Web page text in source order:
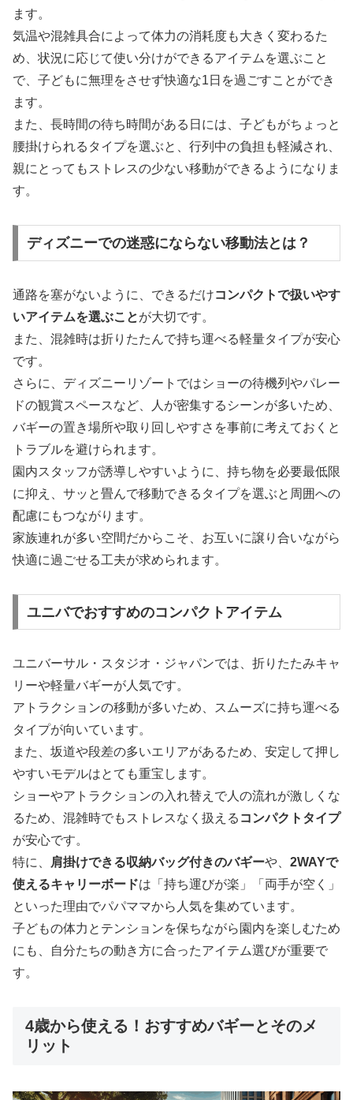
ます。
気温や混雑具合によって体力の消耗度も大きく変わるた
め、状況に応じて使い分けができるアイテムを選ぶこと
で、子どもに無理をさせず快適な1日を過ごすことができ
ます。
また、長時間の待ち時間がある日には、子どもがちょっと
腰掛けられるタイプを選ぶと、行列中の負担も軽減され、
親にとってもストレスの少ない移動ができるようになりま
す。
ディズニーでの迷惑にならない移動法とは？
通路を塞がないように、できるだけコンパクトで扱いやす
いアイテムを選ぶことが大切です。
また、混雑時は折りたたんで持ち運べる軽量タイプが安心
です。
さらに、ディズニーリゾートではショーの待機列やパレー
ドの観賞スペースなど、人が密集するシーンが多いため、
バギーの置き場所や取り回しやすさを事前に考えておくと
トラブルを避けられます。
園内スタッフが誘導しやすいように、持ち物を必要最低限
に抑え、サッと畳んで移動できるタイプを選ぶと周囲への
配慮にもつながります。
家族連れが多い空間だからこそ、お互いに譲り合いながら
快適に過ごせる工夫が求められます。
ユニバでおすすめのコンパクトアイテム
ユニバーサル・スタジオ・ジャパンでは、折りたたみキャ
リーや軽量バギーが人気です。
アトラクションの移動が多いため、スムーズに持ち運べる
タイプが向いています。
また、坂道や段差の多いエリアがあるため、安定して押し
やすいモデルはとても重宝します。
ショーやアトラクションの入れ替えで人の流れが激しくな
るため、混雑時でもストレスなく扱える コンパクトタイプ
が安心です。
特に、 肩掛けできる収納バッグ付きのバギーや、 2WAYで
使えるキャリーボードは「持ち運びが楽」「両手が空く」
といった理由でパパママから人気を集めています。
子どもの体力とテンションを保ちながら園内を楽しむため
にも、自分たちの動き方に合ったアイテム選びが重要で
す。
4歳から使える！おすすめバギーとそのメ
リット